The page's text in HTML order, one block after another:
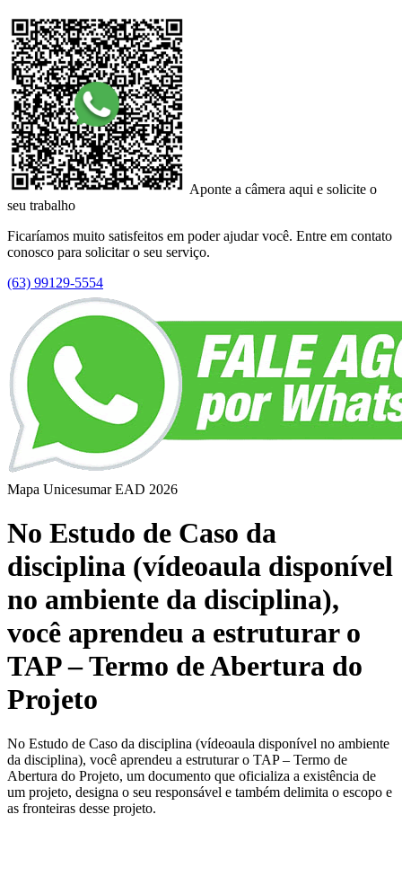
Aponte a câmera aqui e solicite o
seu trabalho
Ficaríamos muito satisfeitos em poder ajudar você. Entre em contato
conosco para solicitar o seu serviço.
(63) 99129-5554
Mapa Unicesumar EAD 2026
No Estudo de Caso da
disciplina (vídeoaula disponível
no ambiente da disciplina),
você aprendeu a estruturar o
TAP – Termo de Abertura do
Projeto
No Estudo de Caso da disciplina (vídeoaula disponível no ambiente
da disciplina), você aprendeu a estruturar o TAP – Termo de
Abertura do Projeto, um documento que oficializa a existência de
um projeto, designa o seu responsável e também delimita o escopo e
as fronteiras desse projeto.